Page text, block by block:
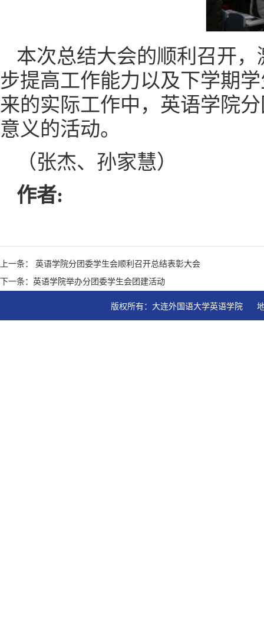
本次总结大会的顺利召开
步提高工作能力以及下学期
来的实际工作中，英语学院
意义的活动。
（张杰、孙家慧）
作者:
上一条： 英语学院分团委学生会顺利召开总结表彰大会
下一条：英语学院举办分团委学生会团建活动
版权所有：大连外国语大学英语学院